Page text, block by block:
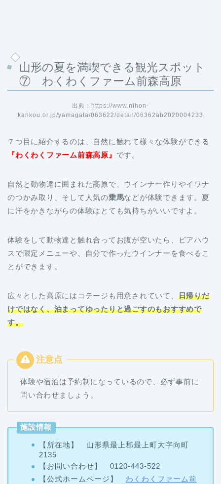
山形の夏を満喫できる観光スポット
⑦ わくわくファーム前森高原
出典：https://www.nihon-
kankou.or.jp/yamagata/063622/detail/06362ab2020004233
７つ目に紹介するのは、自然に触れて様々な体験ができる
『わくわくファーム前森高原』 です。
自然と動物達に囲まれた高原で、ウインナー作りやイワナ
のつかみ取り、そして人気の乗馬などが体験できます。夏
に汗をかきながらの体験はとても気持ちがいいですよ。
体験をして動物達と触れ合ってお腹が空いたら、ビアハウ
スで限定メニューや、自分で作ったウインナーを食べるこ
とができます。
広々とした高原にはコテージも用意されていて、 日帰りだ
けではなく、泊まってゆったりと過ごすのもおすすめで
す。
体験や宿泊は予約制になっているので、必ず事前に
問い合わせましょう。
施設情報
【所在地】 山形県最上郡最上町大字向町
2135
【お問い合わせ】 0120-443-522
【公式ホームページ】 わくわくファーム前